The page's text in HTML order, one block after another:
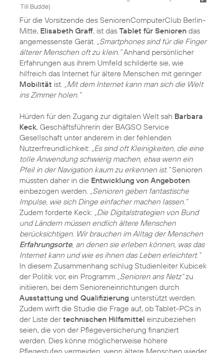
Till Budde)
Für die Vorsitzende des SeniorenComputerClub Berlin-
Mitte, Elisabeth Graff, ist das Tablet für Senioren das
angemessenste Gerät. „Smartphones sind für die Finger
älterer Menschen oft zu klein.“Anhand persönlicher
Erfahrungen aus ihrem Umfeld schilderte sie, wie
hilfreich das Internet für ältere Menschen mit geringer
Mobilität ist. „Mit dem Internet kann man sich die Welt
ins Zimmer holen.“
Hürden für den Zugang zur digitalen Welt sah Barbara
Keck, Geschäftsführerin der BAGSO Service
Gesellschaft unter anderem in der fehlenden
Nutzerfreundlichkeit: „Es sind oft Kleinigkeiten, die eine
tolle Anwendung schwierig machen, etwa wenn ein
Pfeil in der Navigation kaum zu erkennen ist.“Senioren
müssten daher in die Entwicklung von Angeboten
einbezogen werden. „Senioren geben fantastische
Impulse, wie sich Dinge einfacher machen lassen.“
Zudem forderte Keck: „Die Digitalstrategien von Bund
und Ländern müssen endlich ältere Menschen
berücksichtigen. Wir brauchen im Alltag der Menschen
Erfahrungsorte, an denen sie erleben können, was das
Internet kann und wie es ihnen das Leben erleichtert.“
In diesem Zusammenhang schlug Studienleiter Kubicek
der Politik vor, ein Programm „Senioren ans Netz“zu
initiieren, bei dem Senioreneinrichtungen durch
Ausstattung und Qualifizierung unterstützt werden.
Zudem wirft die Studie die Frage auf, ob Tablet-PCs in
der Liste dertechnischen Hilfsmittel einzubeziehen
seien, die von der Pflegeversicherung finanziert
werden. Dies könne möglicherweise höhere